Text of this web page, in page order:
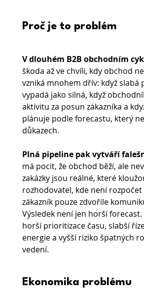
Proč je to problém
V dlouhém B2B obchodním
škoda až ve chvíli, kdy obchod
vzniká mnohem dřív: když slabá
vypadá jako silná, když
aktivitu za posun zákazníka a
plánuje podle forecastu, který
důkazech.
Plná pipeline pak vytváří
má pocit, že obchod běží, ale
zakázky jsou reálné, které
rozhodovatel, kde není rozpočet
zákazník pouze zdvořile
Výsledek není jen horší forecast.
horší prioritizace času, slabší
energie a vyšší riziko špatných
vedení.
Ekonomika problému